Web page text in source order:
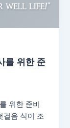
를 위한 준
위한 준비
걸음 식이 조